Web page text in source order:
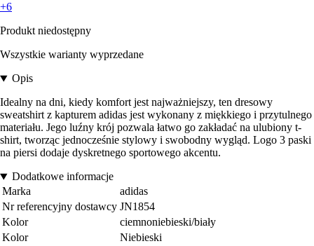
+6
Produkt niedostępny
Wszystkie warianty wyprzedane
Opis
Idealny na dni, kiedy komfort jest najważniejszy, ten dresowy
sweatshirt z kapturem adidas jest wykonany z miękkiego i przytulnego
materiału. Jego luźny krój pozwala łatwo go zakładać na ulubiony t-
shirt, tworząc jednocześnie stylowy i swobodny wygląd. Logo 3 paski
na piersi dodaje dyskretnego sportowego akcentu.
Dodatkowe informacje
Marka
adidas
Nr referencyjny dostawcy JN1854
Kolor
ciemnoniebieski/biały
Kolor
Niebieski